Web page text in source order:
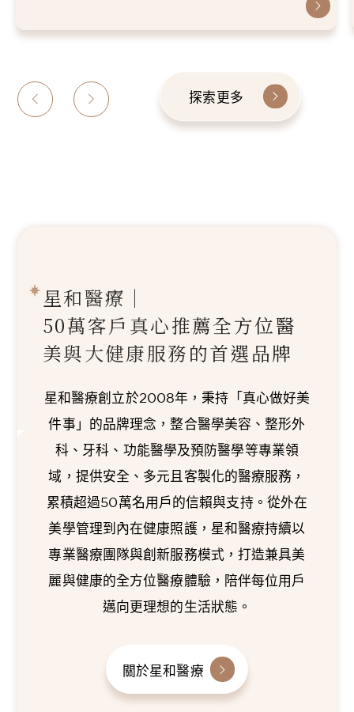
探索更多
星和醫療｜
50萬客戶真心推薦全方位醫
美與大健康服務的首選品牌
星和醫療創立於2008年，秉持「真心做好美
件事」的品牌理念，整合醫學美容、整形外
科、牙科、功能醫學及預防醫學等專業領
域，提供安全、多元且客製化的醫療服務，
累積超過50萬名用戶的信賴與支持。從外在
美學管理到內在健康照護，星和醫療持續以
專業醫療團隊與創新服務模式，打造兼具美
麗與健康的全方位醫療體驗，陪伴每位用戶
邁向更理想的生活狀態。
關於星和醫療